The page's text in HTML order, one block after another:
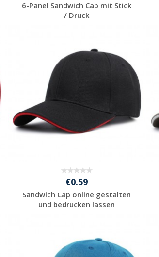
6-Panel Sandwich Cap mit Stick
/ Druck
€0.59
Sandwich Cap online gestalten
und bedrucken lassen